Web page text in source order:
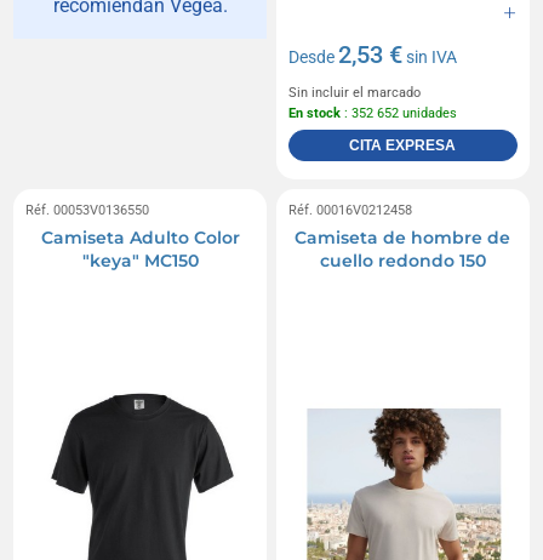
recomiendan Vegea.
Desde2,53 €sin IVA
Sin incluir el marcado
En stock : 352 652 unidades
CITA EXPRESA
Réf. 00053V0136550
Camiseta Adulto Color
"keya" MC150
Réf. 00016V0212458
Camiseta de hombre de
cuello redondo 150